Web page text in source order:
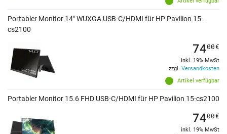
Portabler Monitor 14" WUXGA USB-C/HDMI für HP Pavilion 15-
cs2100
Artikel verfügbar
7400€
inkl. 19% MwSt
zzgl. Versandkosten
Portabler Monitor 15.6 FHD USB-C/HDMI für HP Pavilion 15-cs2100
7400€
inkl. 19% MwSt